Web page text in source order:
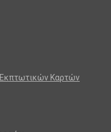
Εκπτωτικών Καρτών